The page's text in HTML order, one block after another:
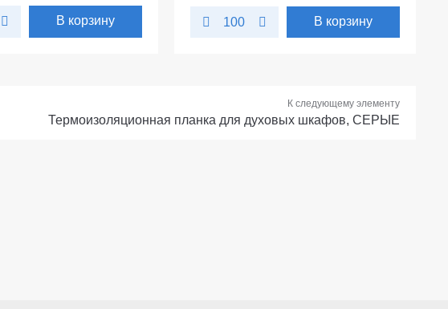
В корзину 100 В корзину
К следующему элементу
Термоизоляционная планка для духовых шкафов, СЕРЫЕ